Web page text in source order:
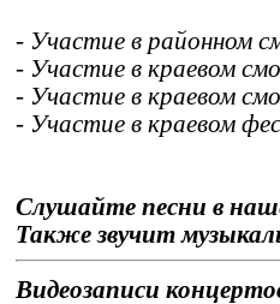
- Участие в районном
- Участие в краевом
- Участие в краевом
- Участие в краевом
Слушайте песни в
Также звучит
Видеозаписи